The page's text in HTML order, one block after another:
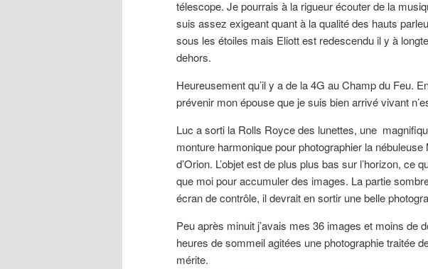
télescope. Je pourrais à la rigueur écouter de la
suis assez exigeant quant à la qualité des hauts
sous les étoiles mais Eliott est redescendu il y à
dehors.
Heureusement qu’il y a de la 4G au Champ du Feu.
prévenir mon épouse que je suis bien arrivé vivant
Luc a sorti la Rolls Royce des lunettes, une
monture harmonique pour photographier la
d’Orion. L’objet est de plus plus bas sur l’horizon, ce
que moi pour accumuler des images. La partie
écran de contrôle, il devrait en sortir une belle
Peu après minuit j’avais mes 36 images et moins de
heures de sommeil agitées une photographie traitée
mérite.